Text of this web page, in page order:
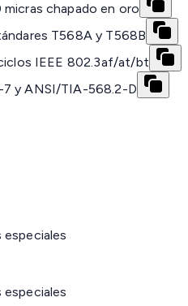
chapado en oro
T568A y T568B
IEEE 802.3af/at/bt
y ANSI/TIA-568.2-D
especiales
especiales